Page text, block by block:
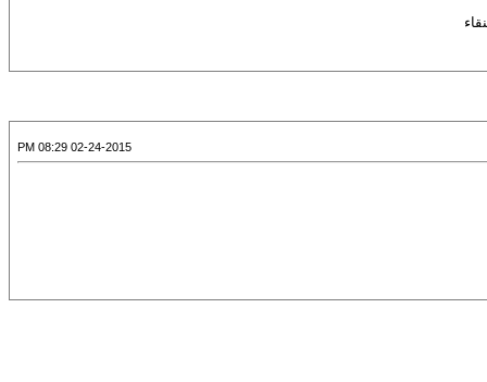
02-24-2015 08:29 PM